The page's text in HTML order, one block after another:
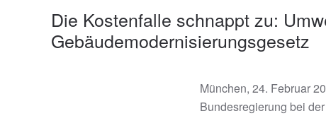
Die Kostenfalle schnappt zu:
Gebäudemodernisierungsgesetz
München, 24. Februar
Bundesregierung bei